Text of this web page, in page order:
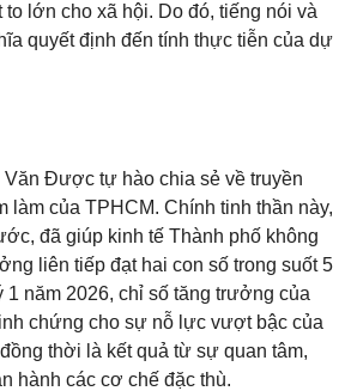
lớn cho xã hội. Do đó, tiếng nói và
quyết định đến tính thực tiễn của dự
Được tự hào chia sẻ về truyền
làm của TPHCM. Chính tinh thần này,
đã giúp kinh tế Thành phố không
liên tiếp đạt hai con số trong suốt 5
1 năm 2026, chỉ số tăng trưởng của
chứng cho sự nỗ lực vượt bậc của
thời là kết quả từ sự quan tâm,
hành các cơ chế đặc thù.